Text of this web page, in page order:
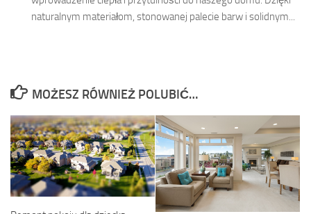
naturalnym materiałom, stonowanej palecie barw i solidnym...
MOŻESZ RÓWNIEŻ POLUBIĆ…